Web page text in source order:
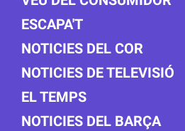
ESCAPA'T
NOTICIES DEL COR
NOTICIES DE TELEVISIÓ
EL TEMPS
NOTICIES DEL BARÇA